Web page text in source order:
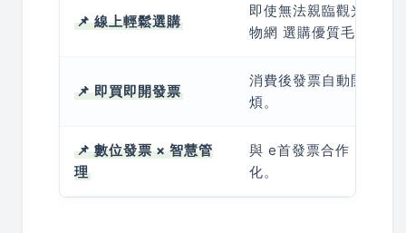
📌 線上輕鬆選購
即使無法親臨觀光工廠
物網 選購優質毛巾商品
📌 即買即開發票
消費後發票自動開立，
煩。
📌 數位發票 × 智慧管
理
與 e首發票合作，讓購
化。